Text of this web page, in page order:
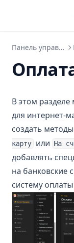
Панель управління
В этом
для интернет-
создать
карту
или На
добавлять
на банковские
систему оплаты